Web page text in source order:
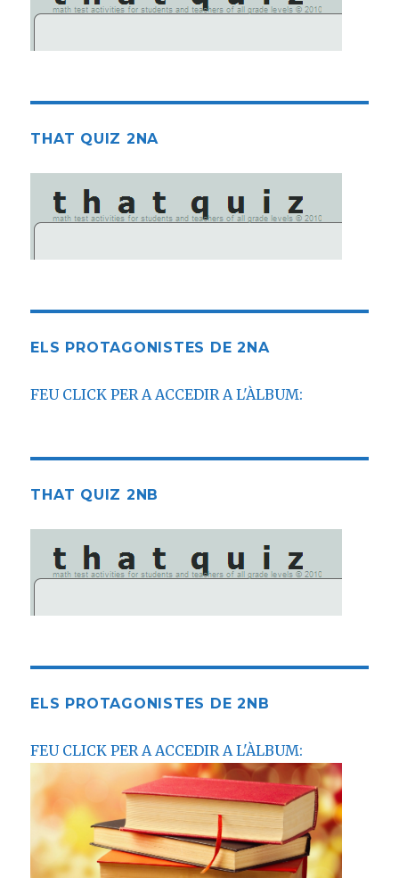
THAT QUIZ 2NA
ELS PROTAGONISTES DE 2NA
FEU CLICK PER A ACCEDIR A L'ÀLBUM:
THAT QUIZ 2NB
ELS PROTAGONISTES DE 2NB
FEU CLICK PER A ACCEDIR A L'ÀLBUM: